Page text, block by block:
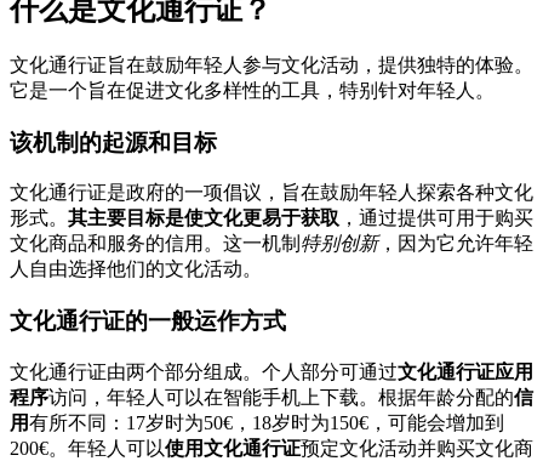
什么是文化通行证？
文化通行证旨在鼓励年轻人参与文化活动，提供独特的体验。
它是一个旨在促进文化多样性的工具，特别针对年轻人。
该机制的起源和目标
文化通行证是政府的一项倡议，旨在鼓励年轻人探索各种文化
形式。 其主要目标是使文化更易于获取 ，通过提供可用于购买
文化商品和服务的信用。这一机制 特别创新，因为它允许年轻
人自由选择他们的文化活动。
文化通行证的一般运作方式
文化通行证由两个部分组成。个人部分可通过文化通行证应用
程序访问，年轻人可以在智能手机上下载。根据年龄分配的信
用有所不同：17岁时为50€，18岁时为150€，可能会增加到
200€。年轻人可以使用文化通行证预定文化活动并购买文化商